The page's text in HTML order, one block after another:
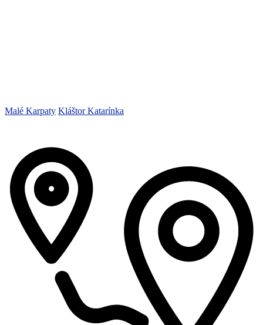
Malé Karpaty Kláštor Katarínka